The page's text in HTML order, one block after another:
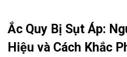
Ắc Quy Bị Sụt Áp:
Hiệu và Cách Khắc